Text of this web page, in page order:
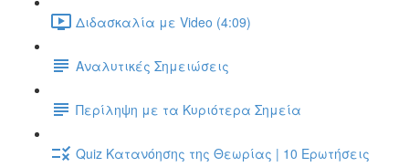
Διδασκαλία με Video (4:09)
Αναλυτικές Σημειώσεις
Περίληψη με τα Κυριότερα Σημεία
Quiz Κατανόησης της Θεωρίας | 10 Ερωτήσεις